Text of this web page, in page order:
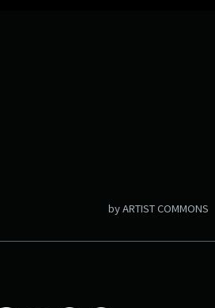
by ARTIST COMMONS